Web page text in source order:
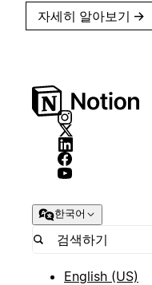
자세히 알아보기 →
한국어
English (US)